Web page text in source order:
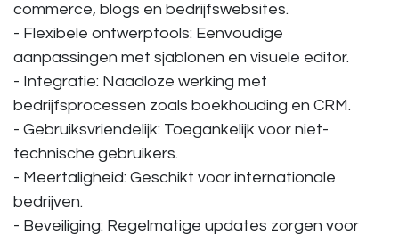
commerce, blogs en bedrijfswebsites.
- Flexibele ontwerptools: Eenvoudige
aanpassingen met sjablonen en visuele editor.
- Integratie: Naadloze werking met
bedrijfsprocessen zoals boekhouding en CRM.
- Gebruiksvriendelijk: Toegankelijk voor niet-
technische gebruikers.
- Meertaligheid: Geschikt voor internationale
bedrijven.
- Beveiliging: Regelmatige updates zorgen voor